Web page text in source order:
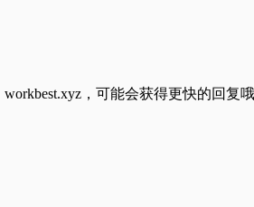
workbest.xyz ，可能会获得更快的回复